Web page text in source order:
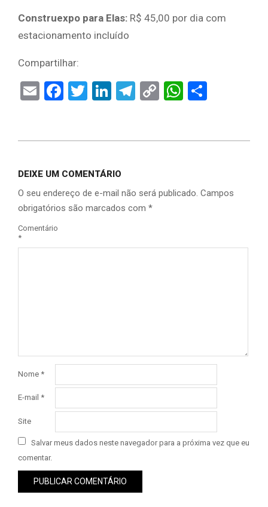
Construexpo para Elas: R$ 45,00 por dia com
estacionamento incluído
Compartilhar:
EmailFacebook
Twitter
LinkedIn
Telegram
Copy
DEIXE UM COMENTÁRIO
O seu endereço de e-mail não será publicado. Campos
obrigatórios são marcados com *
Comentário
*
Nome *
E-mail *
Site
Salvar meus dados neste navegador para a próxima vez que eu
comentar.